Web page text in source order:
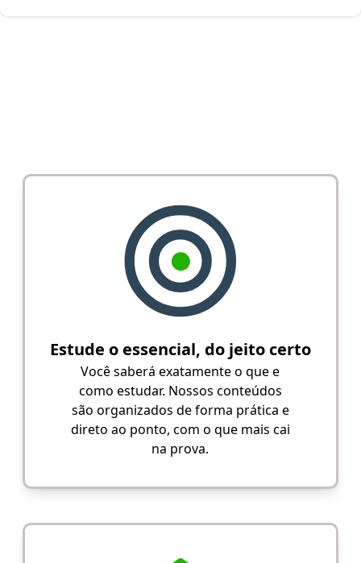
Estude o essencial, do jeito certo
Você saberá exatamente o que e
como estudar. Nossos conteúdos
são organizados de forma prática e
direto ao ponto, com o que mais cai
na prova.